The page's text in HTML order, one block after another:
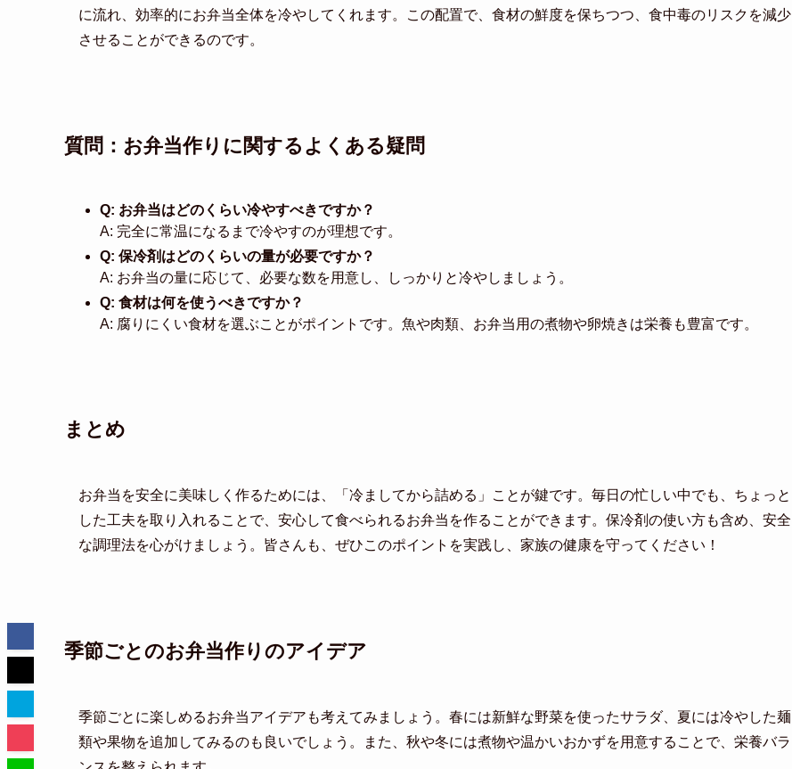
に流れ、効率的にお弁当全体を冷やしてくれます。この配置で、食材の鮮度を保ちつつ、食中毒のリスクを減少
させることができるのです。
質問：お弁当作りに関するよくある疑問
Q: お弁当はどのくらい冷やすべきですか？
A: 完全に常温になるまで冷やすのが理想です。
Q: 保冷剤はどのくらいの量が必要ですか？
A: お弁当の量に応じて、必要な数を用意し、しっかりと冷やしましょう。
Q: 食材は何を使うべきですか？
A: 腐りにくい食材を選ぶことがポイントです。魚や肉類、お弁当用の煮物や卵焼きは栄養も豊富です。
まとめ
お弁当を安全に美味しく作るためには、「冷ましてから詰める」ことが鍵です。毎日の忙しい中でも、ちょっと
した工夫を取り入れることで、安心して食べられるお弁当を作ることができます。保冷剤の使い方も含め、安全
な調理法を心がけましょう。皆さんも、ぜひこのポイントを実践し、家族の健康を守ってください！
季節ごとのお弁当作りのアイデア
季節ごとに楽しめるお弁当アイデアも考えてみましょう。春には新鮮な野菜を使ったサラダ、夏には冷やした麺
類や果物を追加してみるのも良いでしょう。また、秋や冬には煮物や温かいおかずを用意することで、栄養バラ